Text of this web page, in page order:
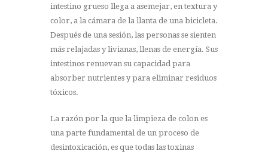
intestino grueso llega a asemejar, en textura y
color, a la cámara de la llanta de una bicicleta.
Después de una sesión, las personas se sienten
más relajadas y livianas, llenas de energía. Sus
intestinos renuevan su capacidad para
absorber nutrientes y para eliminar residuos
tóxicos.
La razón por la que la limpieza de colon es
una parte fundamental de un proceso de
desintoxicación, es que todas las toxinas